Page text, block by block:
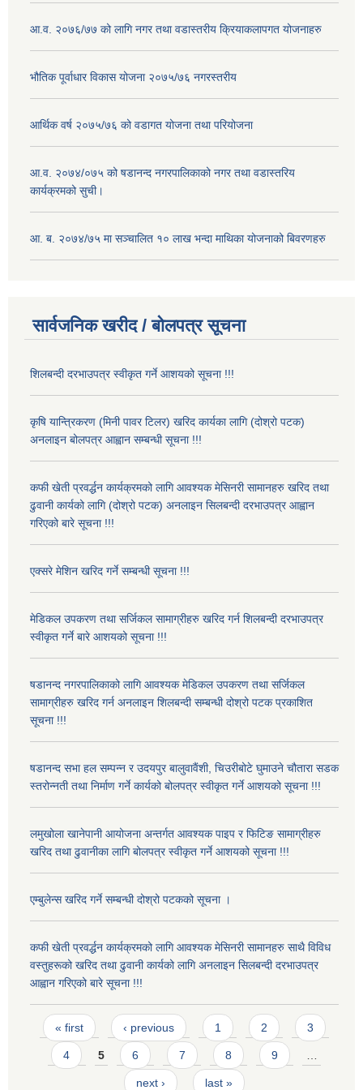
आ.व. २०७६/७७ को लागि नगर तथा वडास्तरीय क्रियाकलापगत योजनाहरु
भौतिक पूर्वाधार विकास योजना २०७५/७६ नगरस्तरीय
आर्थिक वर्ष २०७५/७६ को वडागत योजना तथा परियोजना
आ.व. २०७४/०७५ को षडानन्द नगरपालिकाको नगर तथा वडास्तरिय
कार्यक्रमको सुची।
आ. ब. २०७४/७५ मा सञ्चालित १० लाख भन्दा माथिका योजनाको बिवरणहरु
सार्वजनिक खरीद / बोलपत्र सूचना
शिलबन्दी दरभाउपत्र स्वीकृत गर्ने आशयको सूचना !!!
कृषि यान्त्रिकरण (मिनी पावर टिलर) खरिद कार्यका लागि (दोश्रो पटक)
अनलाइन बोलपत्र आह्वान सम्बन्धी सूचना !!!
कफी खेती प्रवर्द्धन कार्यक्रमको लागि आवश्यक मेसिनरी सामानहरु खरिद तथा
ढुवानी कार्यको लागि (दोश्रो पटक) अनलाइन सिलबन्दी दरभाउपत्र आह्वान
गरिएको बारे सूचना !!!
एक्सरे मेशिन खरिद गर्ने सम्बन्धी सूचना !!!
मेडिकल उपकरण तथा सर्जिकल सामाग्रीहरु खरिद गर्न शिलबन्दी दरभाउपत्र
स्वीकृत गर्ने बारे आशयको सूचना !!!
षडानन्द नगरपालिकाको लागि आवश्यक मेडिकल उपकरण तथा सर्जिकल
सामाग्रीहरु खरिद गर्न अनलाइन शिलबन्दी सम्बन्धी दोश्रो पटक प्रकाशित
सूचना !!!
षडानन्द सभा हल सम्पन्न र उदयपुर बालुवावैंशी, चिउरीबोटे घुमाउने चौतारा सडक
स्तरोन्नती तथा निर्माण गर्ने कार्यको बोलपत्र स्वीकृत गर्ने आशयको सूचना !!!
लमुखोला खानेपानी आयोजना अन्तर्गत आवश्यक पाइप र फिटिङ सामाग्रीहरु
खरिद तथा ढुवानीका लागि बोलपत्र स्वीकृत गर्ने आशयको सूचना !!!
एम्बुलेन्स खरिद गर्ने सम्बन्धी दोश्रो पटकको सूचना ।
कफी खेती प्रवर्द्धन कार्यक्रमको लागि आवश्यक मेसिनरी सामानहरु साथै विविध
वस्तुहरूको खरिद तथा ढुवानी कार्यको लागि अनलाइन सिलबन्दी दरभाउपत्र
आह्वान गरिएको बारे सूचना !!!
Pages
« first ‹ previous 1 2 3
4 5 6 7 8 9
next › last »